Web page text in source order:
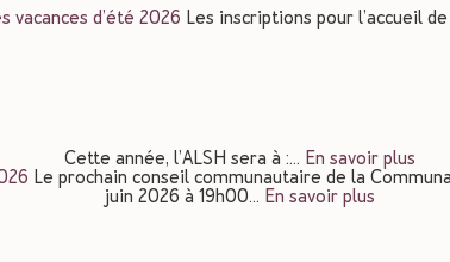
vacances d’été 2026 Les inscriptions pour l’accueil
Cette année, l’ALSH sera à :… En savoir plus
Le prochain conseil communautaire de la
juin 2026 à 19h00… En savoir plus